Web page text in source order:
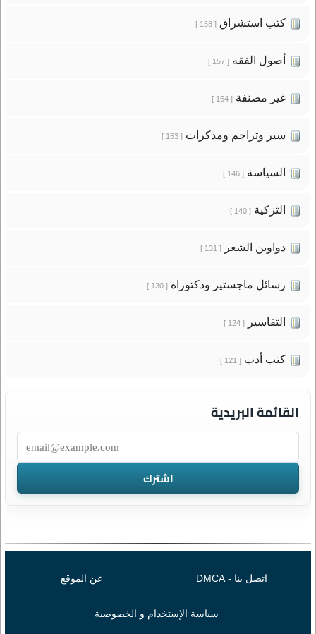
كتب استشراق[ 158 ]
أصول الفقه[ 157 ]
غير مصنفة[ 154 ]
سير وتراجم ومذكرات[ 153 ]
السياسة[ 146 ]
التزكية[ 140 ]
دواوين الشعر[ 131 ]
رسائل ماجستير ودكتوراه[ 130 ]
التفاسير[ 124 ]
كتب أدب[ 121 ]
القائمة البريدية
اتصل بنا - DMCA عن الموقع
سياسة الإستخدام و الخصوصية